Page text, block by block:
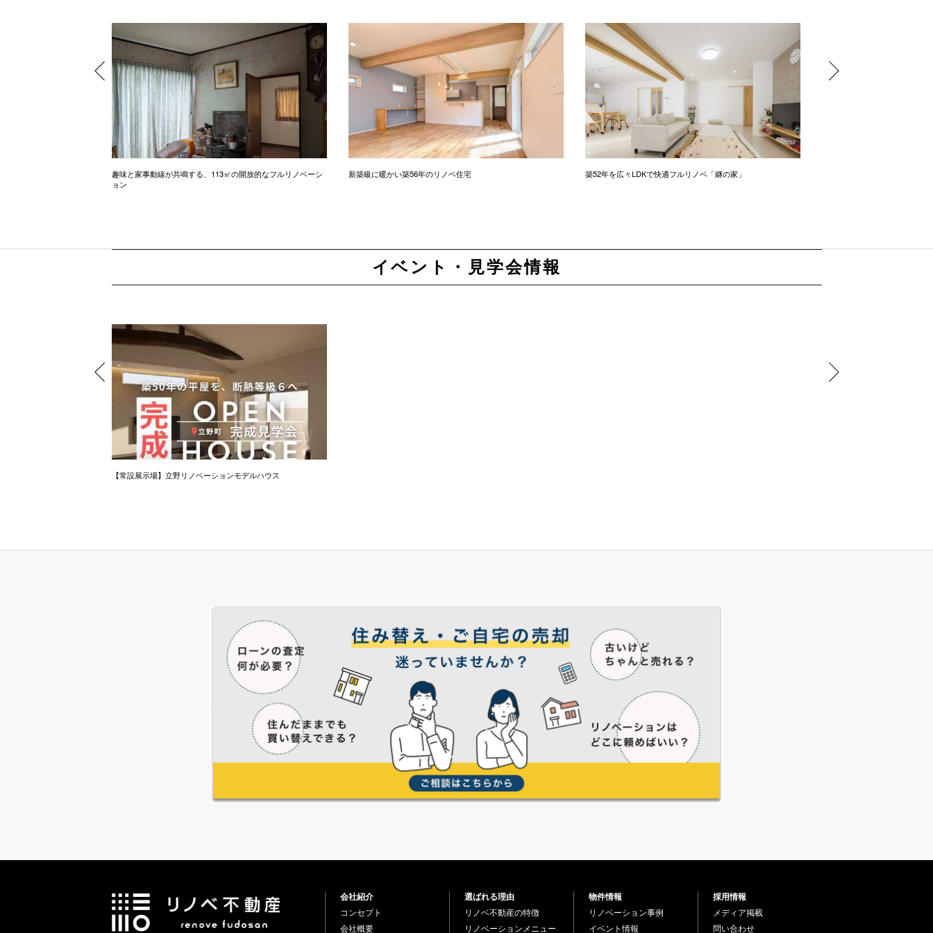
趣味と家事動線が共鳴する、113㎡の開放的なフルリノベーシ
ョン
新築級に暖かい築56年のリノベ住宅 築52年を広々LDKで快適フルリノベ「継の家」
イベント・見学会情報
【常設展示場】立野リノベーションモデルハウス
会社紹介
コンセプト
会社概要
選ばれる理由
リノベ不動産の特徴
リノベーションメニュー
物件情報
リノベーション事例
イベント情報
採用情報
メディア掲載
問い合わせ